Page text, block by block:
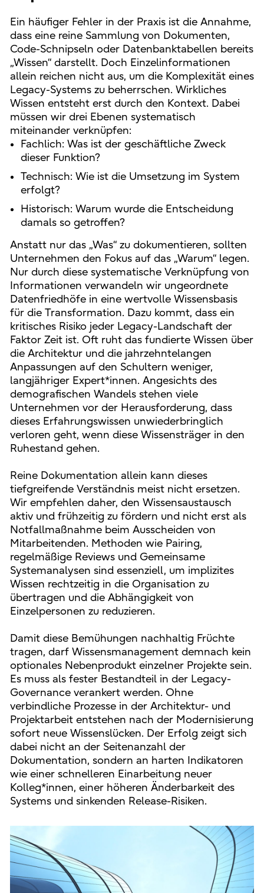
Ein häufiger Fehler in der Praxis ist die Annahme,
dass eine reine Sammlung von Dokumenten,
Code-Schnipseln oder Datenbanktabellen bereits
„Wissen“ darstellt. Doch Einzelinformationen
allein reichen nicht aus, um die Komplexität eines
Legacy-Systems zu beherrschen. Wirkliches
Wissen entsteht erst durch den Kontext. Dabei
müssen wir drei Ebenen systematisch
miteinander verknüpfen:
Fachlich: Was ist der geschäftliche Zweck
dieser Funktion?
Technisch: Wie ist die Umsetzung im System
erfolgt?
Historisch: Warum wurde die Entscheidung
damals so getroffen?
Anstatt nur das „Was“ zu dokumentieren, sollten
Unternehmen den Fokus auf das „Warum“ legen.
Nur durch diese systematische Verknüpfung von
Informationen verwandeln wir ungeordnete
Datenfriedhöfe in eine wertvolle Wissensbasis
für die Transformation. Dazu kommt, dass ein
kritisches Risiko jeder Legacy-Landschaft der
Faktor Zeit ist. Oft ruht das fundierte Wissen über
die Architektur und die jahrzehntelangen
Anpassungen auf den Schultern weniger,
langjähriger Expert*innen. Angesichts des
demografischen Wandels stehen viele
Unternehmen vor der Herausforderung, dass
dieses Erfahrungswissen unwiederbringlich
verloren geht, wenn diese Wissensträger in den
Ruhestand gehen.
Reine Dokumentation allein kann dieses
tiefgreifende Verständnis meist nicht ersetzen.
Wir empfehlen daher, den Wissensaustausch
aktiv und frühzeitig zu fördern und nicht erst als
Notfallmaßnahme beim Ausscheiden von
Mitarbeitenden. Methoden wie Pairing,
regelmäßige Reviews und Gemeinsame
Systemanalysen sind essenziell, um implizites
Wissen rechtzeitig in die Organisation zu
übertragen und die Abhängigkeit von
Einzelpersonen zu reduzieren.
Damit diese Bemühungen nachhaltig Früchte
tragen, darf Wissensmanagement demnach kein
optionales Nebenprodukt einzelner Projekte sein.
Es muss als fester Bestandteil in der Legacy-
Governance verankert werden. Ohne
verbindliche Prozesse in der Architektur- und
Projektarbeit entstehen nach der Modernisierung
sofort neue Wissenslücken. Der Erfolg zeigt sich
dabei nicht an der Seitenanzahl der
Dokumentation, sondern an harten Indikatoren
wie einer schnelleren Einarbeitung neuer
Kolleg*innen, einer höheren Änderbarkeit des
Systems und sinkenden Release-Risiken.